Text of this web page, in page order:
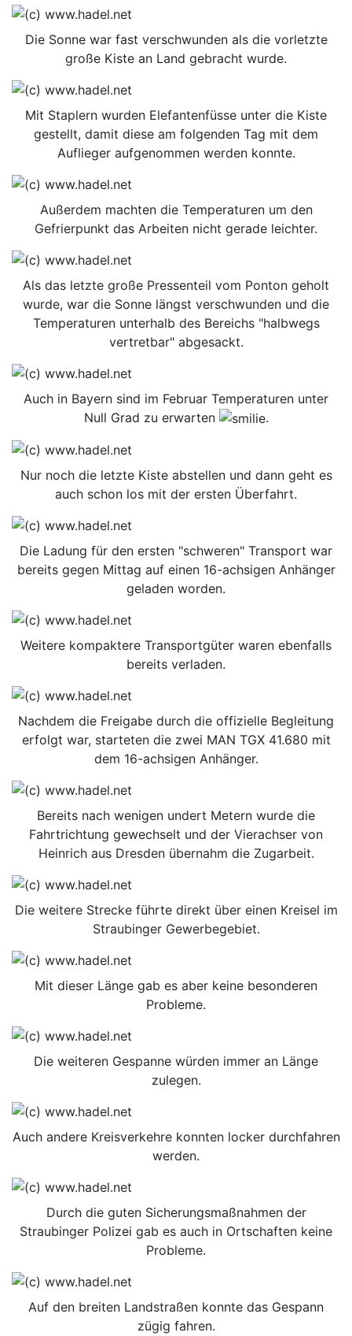
Die Sonne war fast verschwunden als die vorletzte
große Kiste an Land gebracht wurde.
Mit Staplern wurden Elefantenfüsse unter die Kiste
gestellt, damit diese am folgenden Tag mit dem
Auflieger aufgenommen werden konnte.
Außerdem machten die Temperaturen um den
Gefrierpunkt das Arbeiten nicht gerade leichter.
Als das letzte große Pressenteil vom Ponton geholt
wurde, war die Sonne längst verschwunden und die
Temperaturen unterhalb des Bereichs "halbwegs
vertretbar" abgesackt.
Auch in Bayern sind im Februar Temperaturen unter
Null Grad zu erwarten
.
Nur noch die letzte Kiste abstellen und dann geht es
auch schon los mit der ersten Überfahrt.
Die Ladung für den ersten "schweren" Transport war
bereits gegen Mittag auf einen 16-achsigen Anhänger
geladen worden.
Weitere kompaktere Transportgüter waren ebenfalls
bereits verladen.
Nachdem die Freigabe durch die offizielle Begleitung
erfolgt war, starteten die zwei MAN TGX 41.680 mit
dem 16-achsigen Anhänger.
Bereits nach wenigen undert Metern wurde die
Fahrtrichtung gewechselt und der Vierachser von
Heinrich aus Dresden übernahm die Zugarbeit.
Die weitere Strecke führte direkt über einen Kreisel im
Straubinger Gewerbegebiet.
Mit dieser Länge gab es aber keine besonderen
Probleme.
Die weiteren Gespanne würden immer an Länge
zulegen.
Auch andere Kreisverkehre konnten locker durchfahren
werden.
Durch die guten Sicherungsmaßnahmen der
Straubinger Polizei gab es auch in Ortschaften keine
Probleme.
Auf den breiten Landstraßen konnte das Gespann
zügig fahren.